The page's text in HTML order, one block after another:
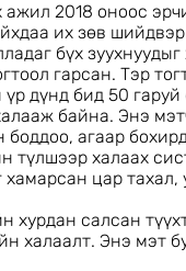
2018 оноос
их зөв
бүх
гарсан. Тэр
дүнд бид 50 гаруй
байна. Энэ
агаар
түлшээр халаах
цар тахал,
хурдан салсан
халаалт. Энэ мэт